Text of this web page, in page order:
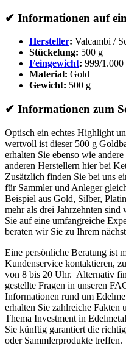
✔ Informationen auf
Hersteller: Valcambi /
Stückelung: 500 g
Feingewicht: 999/1.000
Material: Gold
Gewicht: 500 g
✔ Informationen zum
Optisch ein echtes Highlight
wertvoll ist dieser 500 g
erhalten Sie ebenso wie
anderen Herstellern hier bei
Zusätzlich finden Sie bei uns
für Sammler und Anleger
Beispiel aus Gold, Silber,
mehr als drei Jahrzehnten
Sie auf eine umfangreiche
beraten wir Sie zu Ihrem
Eine persönliche Beratung ist
Kundenservice kontaktieren,
von 8 bis 20 Uhr. Alternativ
gestellte Fragen in unseren
Informationen rund um
erhalten Sie zahlreiche Fakten
Thema Investment in
Sie künftig garantiert die
oder Sammlerprodukte treffen.